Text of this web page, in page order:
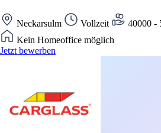
Neckarsulm Vollzeit
40000 -
Kein Homeoffice möglich
Jetzt bewerben